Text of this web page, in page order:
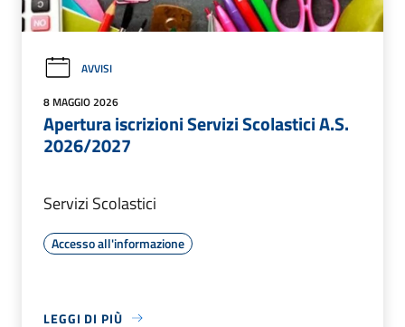
AVVISI
8 MAGGIO 2026
Apertura iscrizioni Servizi Scolastici A.S.
2026/2027
Servizi Scolastici
Accesso all'informazione
LEGGI DI PIÙ